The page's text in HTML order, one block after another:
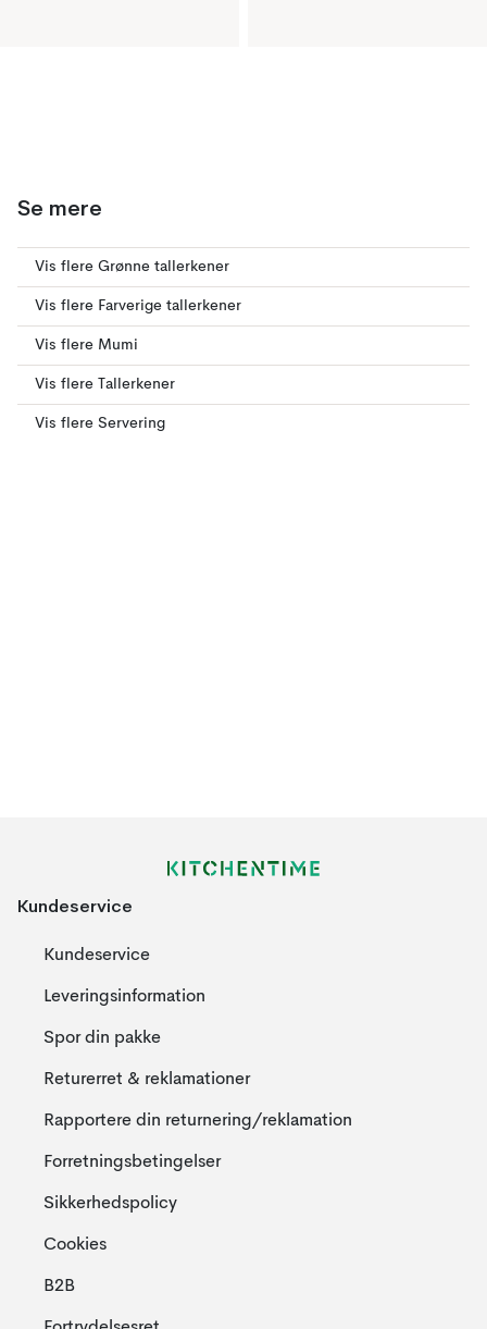
Se mere
Vis flere Grønne tallerkener
Vis flere Farverige tallerkener
Vis flere Mumi
Vis flere Tallerkener
Vis flere Servering
Kundeservice
Kundeservice
Leveringsinformation
Spor din pakke
Returerret & reklamationer
Rapportere din returnering/reklamation
Forretningsbetingelser
Sikkerhedspolicy
Cookies
B2B